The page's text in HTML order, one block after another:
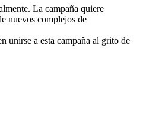
La campaña quiere
nuevos complejos de
unirse a esta campaña al grito de